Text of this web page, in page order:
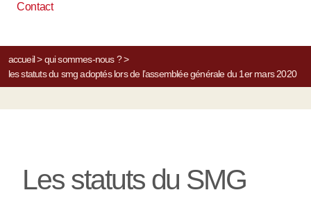
Contact
accueil> qui sommes-nous ?>
les statuts du smg adoptés lors de l’assemblée générale du 1er mars 2020
Les statuts du SMG